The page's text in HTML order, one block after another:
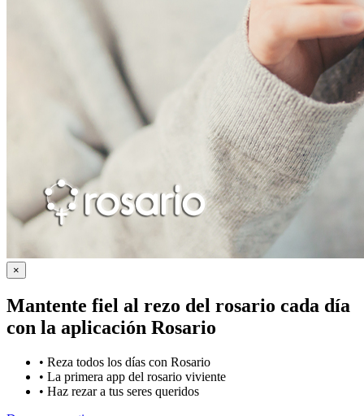
×
Mantente fiel al rezo del rosario cada día
con la aplicación Rosario
• Reza todos los días con Rosario
• La primera app del rosario viviente
• Haz rezar a tus seres queridos